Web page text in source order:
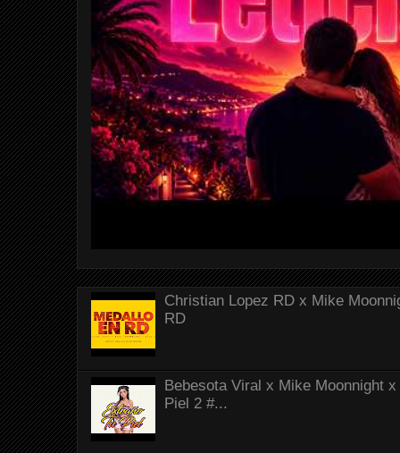
Christian Lopez RD x Mike
RD
Bebesota Viral x Mike Moonnight
Piel 2 #...